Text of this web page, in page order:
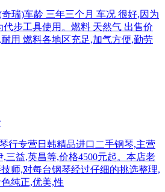
瑞)车龄 三年三个月 车况 很好,因为
步工具使用。燃料 天然气 出售价
用 燃料各地区充足,加气方便,勤劳
行专营日韩精品进口二手钢琴,主营
三益,英昌等,价格4500元起。本店老
师,对每台钢琴经过仔细的挑选整理,
纯正,优美,性